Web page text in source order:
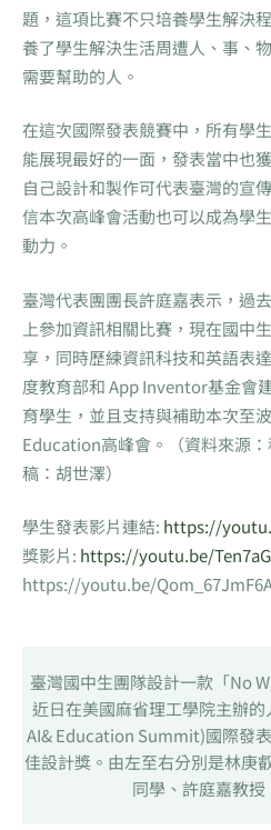
題，這項比賽不只培養學生解決
養了學生解決生活周遭人、事、
需要幫助的人。
在這次國際發表競賽中，所有學
能展現最好的一面，發表當中也
自己設計和製作可代表臺灣的宣
信本次高峰會活動也可以成為學
動力。
臺灣代表團團長許庭嘉表示，過
上參加資訊相關比賽，現在國中
享，同時歷練資訊科技和英語表
度教育部和 App Inventor基金會
育學生，並且支持與補助本次至
Education高峰會。（資料來源
稿：胡世澤）
學生發表影片連結: https://
獎影片: https://youtu.be/
https://youtu.be/
臺灣國中生團隊設計一款「No
近日在美國麻省理工學院主辦
AI& Education Summit)國際發
佳設計獎。由左至右分別是林庚
同學、許庭嘉教